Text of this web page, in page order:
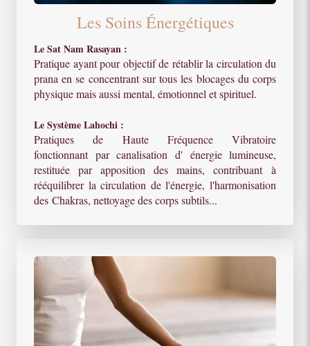
Les Soins Énergétiques
Le Sat Nam Rasayan :
Pratique ayant pour objectif de rétablir la circulation du
prana en se concentrant sur tous les blocages du corps
physique mais aussi mental, émotionnel et spirituel.
Le Système Lahochi :
Pratiques de Haute Fréquence Vibratoire
fonctionnant par canalisation d' énergie lumineuse,
restituée par apposition des mains, contribuant à
rééquilibrer la circulation de l'énergie, l'harmonisation
des Chakras, nettoyage des corps subtils...